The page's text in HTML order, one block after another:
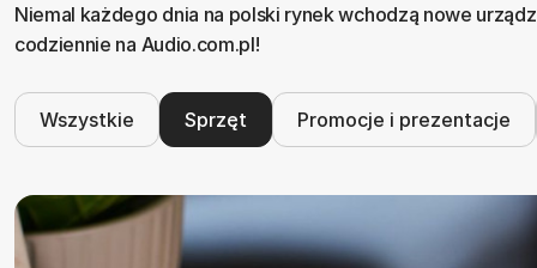
Niemal każdego dnia na polski rynek wchodzą nowe
codziennie na Audio.com.pl!
Wszystkie Sprzęt Promocje i prezentacje